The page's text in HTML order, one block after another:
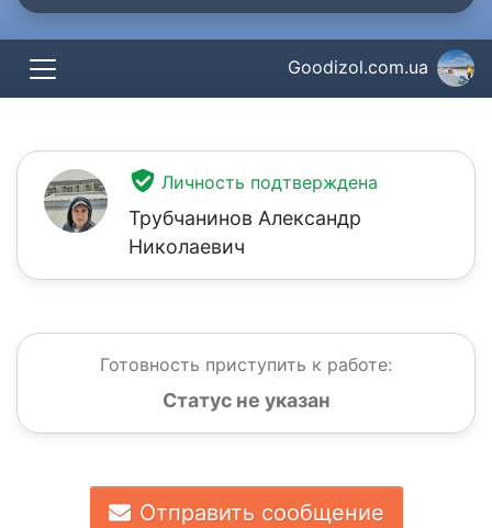
Goodizol.com.ua
Личность подтверждена
Трубчанинов Александр
Николаевич
Готовность приступить к работе:
Статус не указан
Отправить сообщение